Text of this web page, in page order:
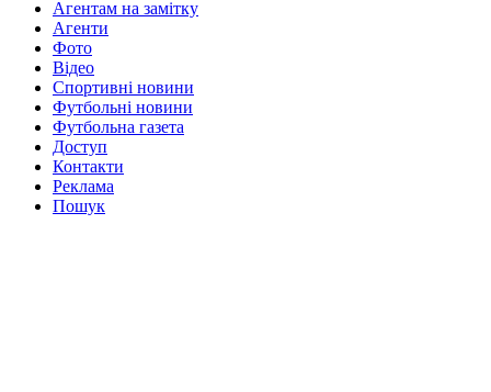
Агентам на замітку
Агенти
Фото
Відео
Спортивні новини
Футбольні новини
Футбольна газета
Доступ
Контакти
Реклама
Пошук